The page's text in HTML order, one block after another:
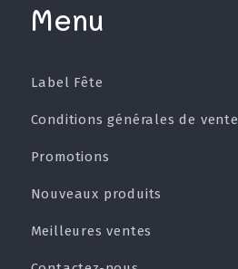
Menu
Label Fête
Conditions générales de vente
Promotions
Nouveaux produits
Meilleures ventes